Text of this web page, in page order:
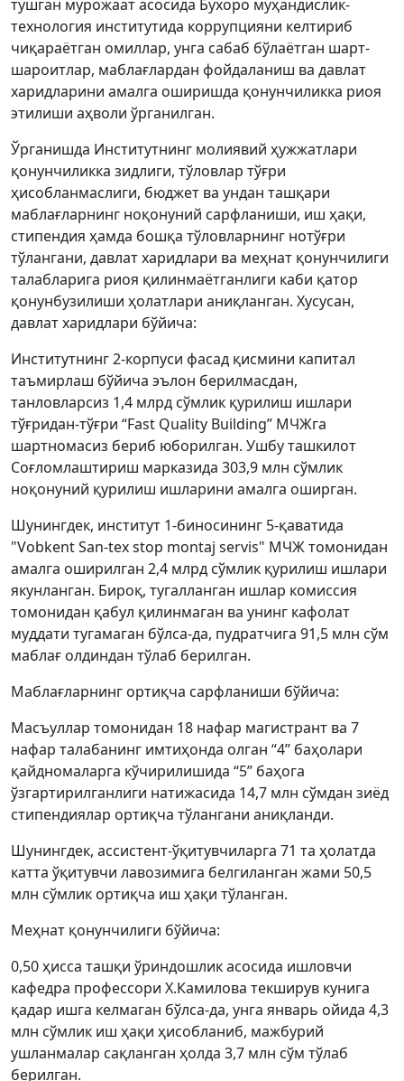
тушган мурожаат асосида Бухоро муҳандислик-
технология институтида коррупцияни келтириб
чиқараётган омиллар, унга сабаб бўлаётган шарт-
шароитлар, маблағлардан фойдаланиш ва давлат
харидларини амалга оширишда қонунчиликка риоя
этилиши аҳволи ўрганилган.
Ўрганишда Институтнинг молиявий ҳужжатлари
қонунчиликка зидлиги, тўловлар тўғри
ҳисобланмаслиги, бюджет ва ундан ташқари
маблағларнинг ноқонуний сарфланиши, иш ҳақи,
стипендия ҳамда бошқа тўловларнинг нотўғри
тўлангани, давлат харидлари ва меҳнат қонунчилиги
талабларига риоя қилинмаётганлиги каби қатор
қонунбузилиши ҳолатлари аниқланган. Хусусан,
давлат харидлари бўйича:
Институтнинг 2-корпуси фасад қисмини капитал
таъмирлаш бўйича эълон берилмасдан,
танловларсиз 1,4 млрд сўмлик қурилиш ишлари
тўғридан-тўғри “Fast Quality Building” МЧЖга
шартномасиз бериб юборилган. Ушбу ташкилот
Соғломлаштириш марказида 303,9 млн сўмлик
ноқонуний қурилиш ишларини амалга оширган.
Шунингдек, институт 1-биносининг 5-қаватида
"Vobkent San-tex stop montaj servis" МЧЖ томонидан
амалга оширилган 2,4 млрд сўмлик қурилиш ишлари
якунланган. Бироқ, тугалланган ишлар комиссия
томонидан қабул қилинмаган ва унинг кафолат
муддати тугамаган бўлса-да, пудратчига 91,5 млн сўм
маблағ олдиндан тўлаб берилган.
Маблағларнинг ортиқча сарфланиши бўйича:
Масъуллар томонидан 18 нафар магистрант ва 7
нафар талабанинг имтиҳонда олган “4” баҳолари
қайдномаларга кўчирилишида “5” баҳога
ўзгартирилганлиги натижасида 14,7 млн сўмдан зиёд
стипендиялар ортиқча тўлангани аниқланди.
Шунингдек, ассистент-ўқитувчиларга 71 та ҳолатда
катта ўқитувчи лавозимига белгиланган жами 50,5
млн сўмлик ортиқча иш ҳақи тўланган.
Меҳнат қонунчилиги бўйича:
0,50 ҳисса ташқи ўриндошлик асосида ишловчи
кафедра профессори Х.Камилова текширув кунига
қадар ишга келмаган бўлса-да, унга январь ойида 4,3
млн сўмлик иш ҳақи ҳисобланиб, мажбурий
ушланмалар сақланган ҳолда 3,7 млн сўм тўлаб
берилган.